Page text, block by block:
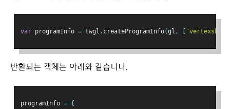
var programInfo = twgl . createProgramInfo(gl ,
반환되는 객체는 아래와 같습니다.
programInfo = {